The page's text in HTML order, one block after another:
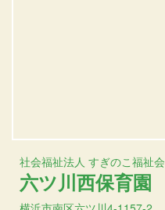
社会福祉法人 すぎのこ福祉会
六ツ川西保育園